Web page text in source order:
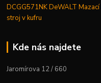
DCGG571NK DeWALT
stroj v kufru
Kde nás najdete
Jaromírova 12 / 660